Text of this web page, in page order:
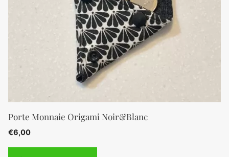
Porte Monnaie Origami Noir&Blanc
€6,00